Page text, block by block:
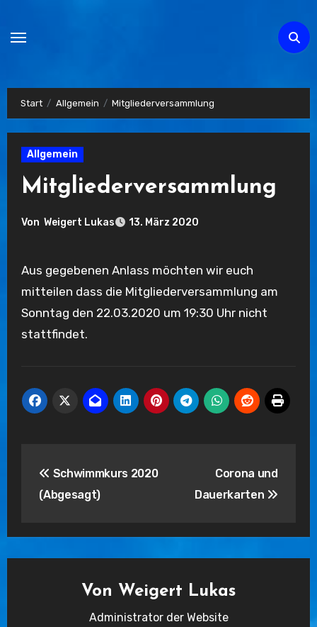
Start Allgemein Mitgliederversammlung
Allgemein
Mitgliederversammlung
Von Weigert Lukas 13. März 2020
Aus gegebenen Anlass möchten wir euch
mitteilen dass die Mitgliederversammlung am
Sonntag den 22.03.2020 um 19:30 Uhr nicht
stattfindet.
Schwimmkurs 2020
(Abgesagt)
Corona und
Dauerkarten
Von Weigert Lukas
Administrator der Website